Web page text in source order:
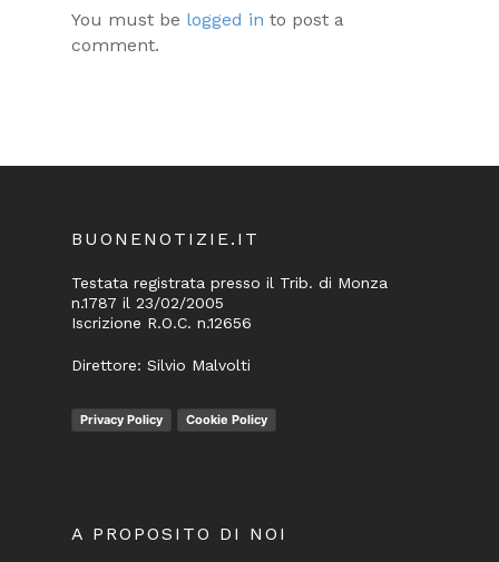
You must be logged in to post a
comment.
BUONENOTIZIE.IT
Testata registrata presso il Trib. di Monza
n.1787 il 23/02/2005
Iscrizione R.O.C. n.12656
Direttore: Silvio Malvolti
Privacy Policy Cookie Policy
A PROPOSITO DI NOI